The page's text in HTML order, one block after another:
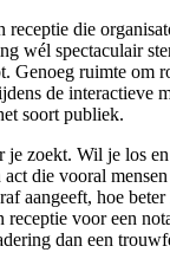
receptie die
wél spectaculair
Genoeg ruimte om
de interactieve
soort publiek.
je zoekt. Wil je los
die vooral
aangeeft, hoe
receptie voor een
dan een